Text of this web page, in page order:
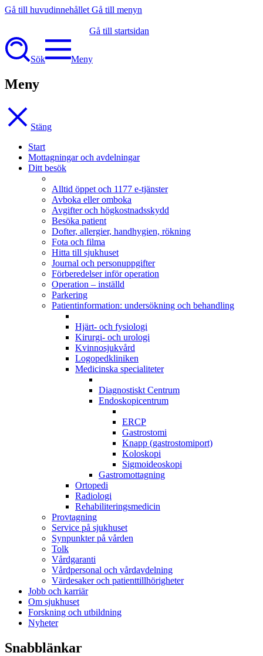
Gå till huvudinnehållet Gå till menyn
Gå till startsidan
Sök Meny
Meny
Stäng
Start
Mottagningar och avdelningar
Ditt besök
Alltid öppet och 1177 e-tjänster
Avboka eller omboka
Avgifter och högkostnadsskydd
Besöka patient
Dofter, allergier, handhygien, rökning
Fota och filma
Hitta till sjukhuset
Journal och personuppgifter
Förberedelser inför operation
Operation – inställd
Parkering
Patientinformation: undersökning och behandling
Hjärt- och fysiologi
Kirurgi- och urologi
Kvinnosjukvård
Logopedkliniken
Medicinska specialiteter
Diagnostiskt Centrum
Endoskopicentrum
ERCP
Gastrostomi
Knapp (gastrostomiport)
Koloskopi
Sigmoideoskopi
Gastromottagning
Ortopedi
Radiologi
Rehabiliteringsmedicin
Provtagning
Service på sjukhuset
Synpunkter på vården
Tolk
Vårdgaranti
Vårdpersonal och vårdavdelning
Värdesaker och patienttillhörigheter
Jobb och karriär
Om sjukhuset
Forskning och utbildning
Nyheter
Snabblänkar